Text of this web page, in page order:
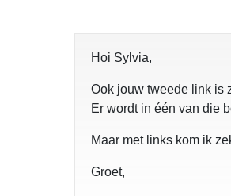
Hoi Sylvia,
Ook jouw tweede link is
Er wordt in één van die
Maar met links kom ik
Groet,